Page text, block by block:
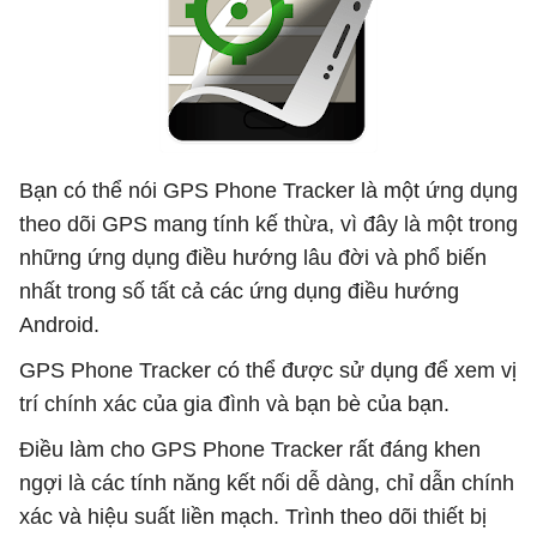
Bạn có thể nói GPS Phone Tracker là một ứng dụng
theo dõi GPS mang tính kế thừa, vì đây là một trong
những ứng dụng điều hướng lâu đời và phổ biến
nhất trong số tất cả các ứng dụng điều hướng
Android.
GPS Phone Tracker có thể được sử dụng để xem vị
trí chính xác của gia đình và bạn bè của bạn.
Điều làm cho GPS Phone Tracker rất đáng khen
ngợi là các tính năng kết nối dễ dàng, chỉ dẫn chính
xác và hiệu suất liền mạch. Trình theo dõi thiết bị